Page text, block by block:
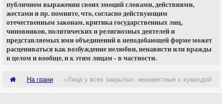
публичном выражении своих эмоций словами, действиями,
жестами и пр. помните, что, согласно действующим
отечественным законам, критика государственных лиц,
чиновников, политических и религиозных деятелей и
представляемых ими объединений в неподобающей форме может
расцениваться как возбуждение нелюбви, ненависти или вражды
в целом и вообще, и к этим лицам - в частности.
На грани «Лица у всех закрыты»: неизвестные с кувалдой